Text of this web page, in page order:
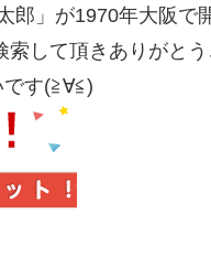
郎」が1970年大阪で
索して頂きありがと
です(≧∀≦)